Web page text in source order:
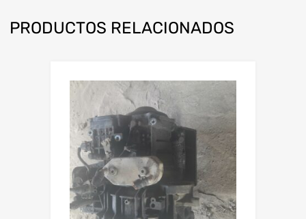
PRODUCTOS RELACIONADOS